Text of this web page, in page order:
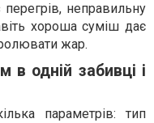
неправильну
хороша суміш дає
жар.
одній забивці і
параметрів: тип